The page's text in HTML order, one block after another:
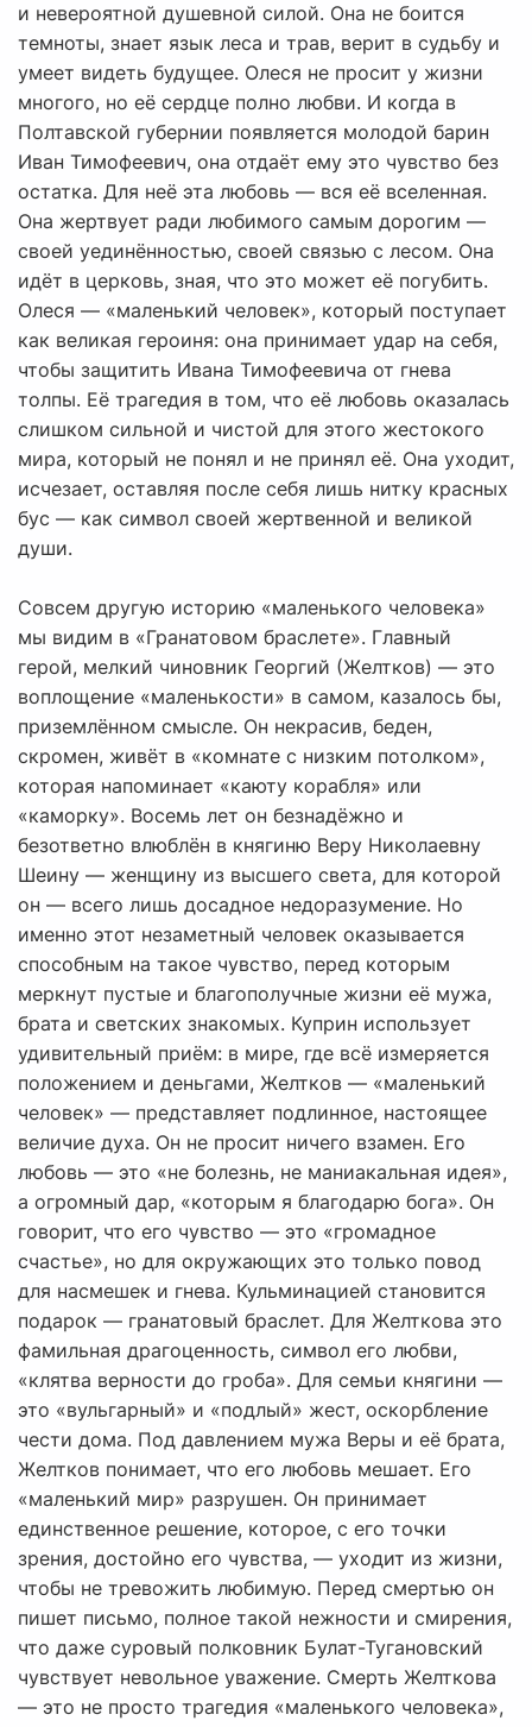
и невероятной душевной силой. Она не боится
темноты, знает язык леса и трав, верит в судьбу и
умеет видеть будущее. Олеся не просит у жизни
многого, но её сердце полно любви. И когда в
Полтавской губернии появляется молодой барин
Иван Тимофеевич, она отдаёт ему это чувство без
остатка. Для неё эта любовь — вся её вселенная.
Она жертвует ради любимого самым дорогим —
своей уединённостью, своей связью с лесом. Она
идёт в церковь, зная, что это может её погубить.
Олеся — «маленький человек», который поступает
как великая героиня: она принимает удар на себя,
чтобы защитить Ивана Тимофеевича от гнева
толпы. Её трагедия в том, что её любовь оказалась
слишком сильной и чистой для этого жестокого
мира, который не понял и не принял её. Она уходит,
исчезает, оставляя после себя лишь нитку красных
бус — как символ своей жертвенной и великой
души.
Совсем другую историю «маленького человека»
мы видим в «Гранатовом браслете». Главный
герой, мелкий чиновник Георгий (Желтков) — это
воплощение «маленькости» в самом, казалось бы,
приземлённом смысле. Он некрасив, беден,
скромен, живёт в «комнате с низким потолком»,
которая напоминает «каюту корабля» или
«каморку». Восемь лет он безнадёжно и
безответно влюблён в княгиню Веру Николаевну
Шеину — женщину из высшего света, для которой
он — всего лишь досадное недоразумение. Но
именно этот незаметный человек оказывается
способным на такое чувство, перед которым
меркнут пустые и благополучные жизни её мужа,
брата и светских знакомых. Куприн использует
удивительный приём: в мире, где всё измеряется
положением и деньгами, Желтков — «маленький
человек» — представляет подлинное, настоящее
величие духа. Он не просит ничего взамен. Его
любовь — это «не болезнь, не маниакальная идея»,
а огромный дар, «которым я благодарю бога». Он
говорит, что его чувство — это «громадное
счастье», но для окружающих это только повод
для насмешек и гнева. Кульминацией становится
подарок — гранатовый браслет. Для Желткова это
фамильная драгоценность, символ его любви,
«клятва верности до гроба». Для семьи княгини —
это «вульгарный» и «подлый» жест, оскорбление
чести дома. Под давлением мужа Веры и её брата,
Желтков понимает, что его любовь мешает. Его
«маленький мир» разрушен. Он принимает
единственное решение, которое, с его точки
зрения, достойно его чувства, — уходит из жизни,
чтобы не тревожить любимую. Перед смертью он
пишет письмо, полное такой нежности и смирения,
что даже суровый полковник Булат-Тугановский
чувствует невольное уважение. Смерть Желткова
— это не просто трагедия «маленького человека»,